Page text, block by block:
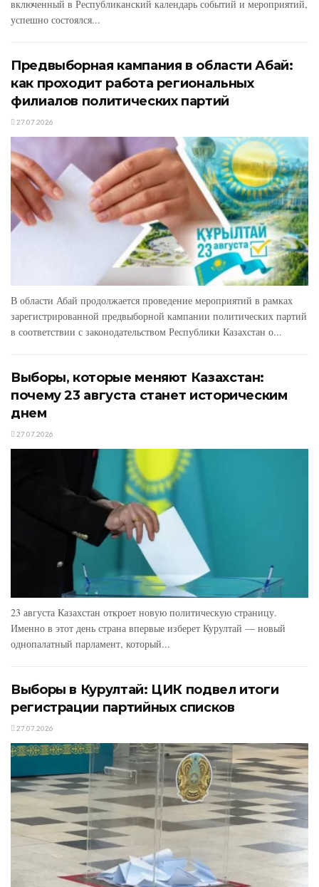
включенный в Республиканский календарь событий и мероприятий,
успешно состоялся...
Предвыборная кампания в области Абай:
как проходит работа региональных
филиалов политических партий
27.07.2026
В области Абай продолжается проведение мероприятий в рамках
зарегистрированной предвыборной кампании политических партий
в соответствии с законодательством Республики Казахстан о...
Выборы, которые меняют Казахстан:
почему 23 августа станет историческим
днем
27.07.2026
23 августа Казахстан откроет новую политическую страницу.
Именно в этот день страна впервые изберет Курултай — новый
однопалатный парламент, который...
Выборы в Курултай: ЦИК подвел итоги
регистрации партийных списков
27.07.2026